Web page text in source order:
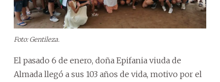
Foto: Gentileza.
El pasado 6 de enero, doña Epifania viuda de
Almada llegó a sus 103 años de vida, motivo por el